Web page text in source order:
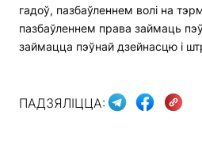
гадоў, пазбаўленнем волі на
пазбаўленнем права займаць
займацца пэўнай дзейнасцю і
ПАДЗЯЛІЦЦА: